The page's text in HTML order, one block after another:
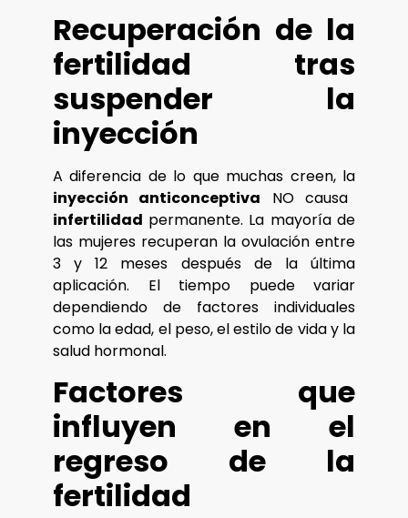
Recuperación de la
fertilidad tras
suspender la
inyección
A diferencia de lo que muchas creen, la
inyección anticonceptiva NO causa
infertilidad permanente. La mayoría de
las mujeres recuperan la ovulación entre
3 y 12 meses después de la última
aplicación. El tiempo puede variar
dependiendo de factores individuales
como la edad, el peso, el estilo de vida y la
salud hormonal.
Factores que
influyen en el
regreso de la
fertilidad